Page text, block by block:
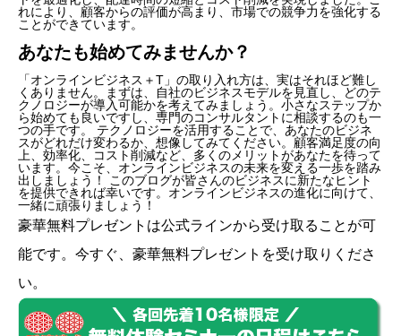
れにより、顧客からの評価が高まり、市場での競争力を強化する
ことができています。
あなたも始めてみませんか？
「オンラインビジネス＋T」の取り入れ方は、実はそれほど難し
くありません。まずは、自社のビジネスモデルを見直し、どのテ
クノロジーが導入可能かを考えてみましょう。小さなステップか
ら始めても良いですし、専門のコンサルタントに相談するのも一
つの手です。 テクノロジーを活用することで、あなたのビジネ
スがどれだけ変わるか、想像してみてください。顧客満足度の向
上、効率化、コスト削減など、多くのメリットがあなたを待って
います。今こそ、オンラインビジネスの未来を変える一歩を踏み
出しましょう！ このブログが皆さんのビジネスに新たなヒント
を提供できれば幸いです。オンラインビジネスの進化に向けて、
一緒に頑張りましょう！
豪華無料プレゼントは公式ラインから受け取ることが可
能です。今すぐ、豪華無料プレゼントを受け取りくださ
い。